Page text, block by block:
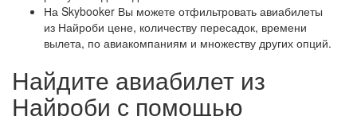
На Skybooker Вы можете отфильтровать авиабилеты
из Найроби цене, количеству пересадок, времени
вылета, по авиакомпаниям и множеству других опций.
Найдите авиабилет из
Найроби с помощью